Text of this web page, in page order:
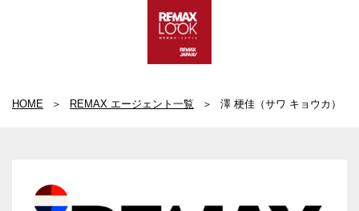
HOME REMAX エージェント一覧 澤 梗佳（サワ キョウカ）